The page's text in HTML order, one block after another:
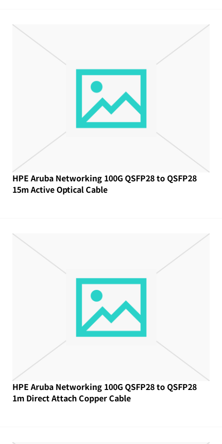
HPE Aruba Networking 100G QSFP28 to QSFP28
15m Active Optical Cable
HPE Aruba Networking 100G QSFP28 to QSFP28
1m Direct Attach Copper Cable